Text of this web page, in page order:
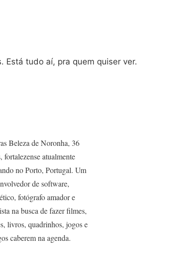
tudo aí, pra quem quiser ver.
Beleza de Noronha, 36
fortalezense atualmente
no Porto, Portugal. Um
de software,
fotógrafo amador e
na busca de fazer filmes,
livros, quadrinhos, jogos e
caberem na agenda.